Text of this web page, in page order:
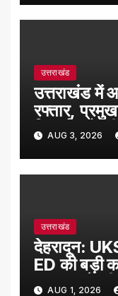
उत्तराखंड
उत्तराखंड में
रफ्तार,
रिकॉर्ड बढ़ोतरी
AUG 3, 2026
उत्तराखंड
देहरादून:
ED की बड़ी
लाख रुपये
AUG 1, 2026